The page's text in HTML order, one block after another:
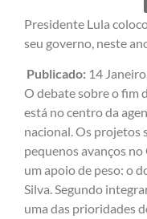
Presidente Lula
seu governo, neste
Publicado: 14
O debate sobre o fim
está no centro da
nacional. Os projetos
pequenos avanços
um apoio de peso: o
Silva. Segundo
uma das prioridades